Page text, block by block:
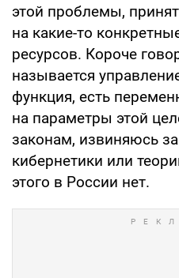
этой проблемы,
на какие-то
ресурсов. Короче
называется
функция, есть
на параметры этой
законам, извиняюсь
кибернетики или
этого в России нет.